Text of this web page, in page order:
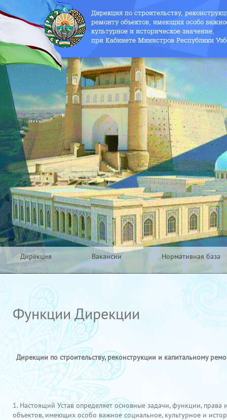
Дирекция по строительству,
ремонту объектов, имеющих особо
культурное и историческое значение,
при Кабинете Министров Республики
Дирекция Вакансии Нормативная база
Функции Дирекции
Дирекции по строительству, реконструкции и капитальному
1. Настоящий Устав определяет основные задачи, функции, права
объектов, имеющих особо важное социальное, культурное и